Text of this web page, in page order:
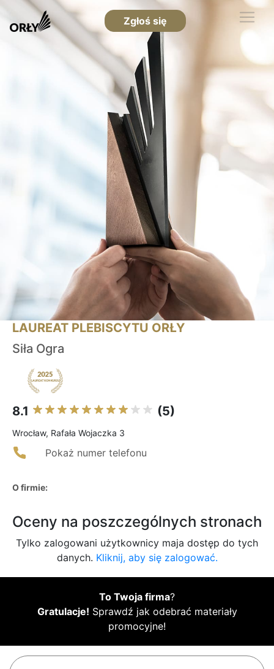
Zgłoś się
LAUREAT PLEBISCYTU ORŁY
Siła Ogra
8.1 (5)
Wrocław, Rafała Wojaczka 3
Pokaż numer telefonu
O firmie:
Oceny na poszczególnych stronach
Tylko zalogowani użytkownicy maja dostęp do tych
danych. Kliknij, aby się zalogować.
To Twoja firma?
Gratulacje! Sprawdź jak odebrać materiały
promocyjne!